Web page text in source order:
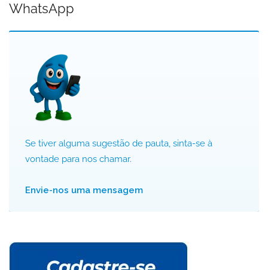
WhatsApp
Se tiver alguma sugestão de pauta, sinta-se à
vontade para nos chamar.
Envie-nos uma mensagem